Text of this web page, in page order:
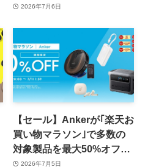
含む14製品をセブン-イレ
2026年7月6日
【セール】Ankerが｢楽天お
買い物マラソン｣で多数の
対象製品を最大50%オフで
販売するセールを開催中
2026年7月5日